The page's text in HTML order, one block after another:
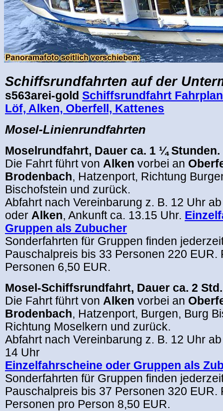
Schiffsrundfahrten auf der
s563arei-gold Schiffsrundfahrt
Löf, Alken, Oberfell, Kattenes
Mosel-Linienrundfahrten
Moselrundfahrt, Dauer ca. 1 ¼ Stunden.
Die Fahrt führt von Alken vorbei an
Brodenbach, Hatzenport, Richtung
Bischofstein und zurück.
Abfahrt nach Vereinbarung z. B. 12 Uhr
oder Alken, Ankunft ca. 13.15 Uhr.
Gruppen als Zubucher
Sonderfahrten für Gruppen finden
Pauschalpreis bis 33 Personen 220 EUR.
Personen 6,50 EUR.
Mosel-Schiffsrundfahrt, Dauer ca. 2 Std.
Die Fahrt führt von Alken vorbei an
Brodenbach, Hatzenport, Burgen, Burg
Richtung Moselkern und zurück.
Abfahrt nach Vereinbarung z. B. 12 Uhr
14 Uhr
Einzelfahrscheine oder Gruppen als
Sonderfahrten für Gruppen finden
Pauschalpreis bis 37 Personen 320 EUR.
Personen pro Person 8,50 EUR.